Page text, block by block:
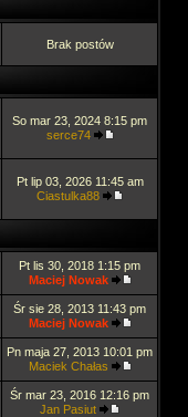
Brak postów
So mar 23, 2024 8:15 pm
serce74
Pt lip 03, 2026 11:45 am
Ciastulka88
Pt lis 30, 2018 1:15 pm
Maciej Nowak
Śr sie 28, 2013 11:43 pm
Maciej Nowak
Pn maja 27, 2013 10:01 pm
Maciek Chałas
Śr mar 23, 2016 12:16 pm
Jan Pasiut